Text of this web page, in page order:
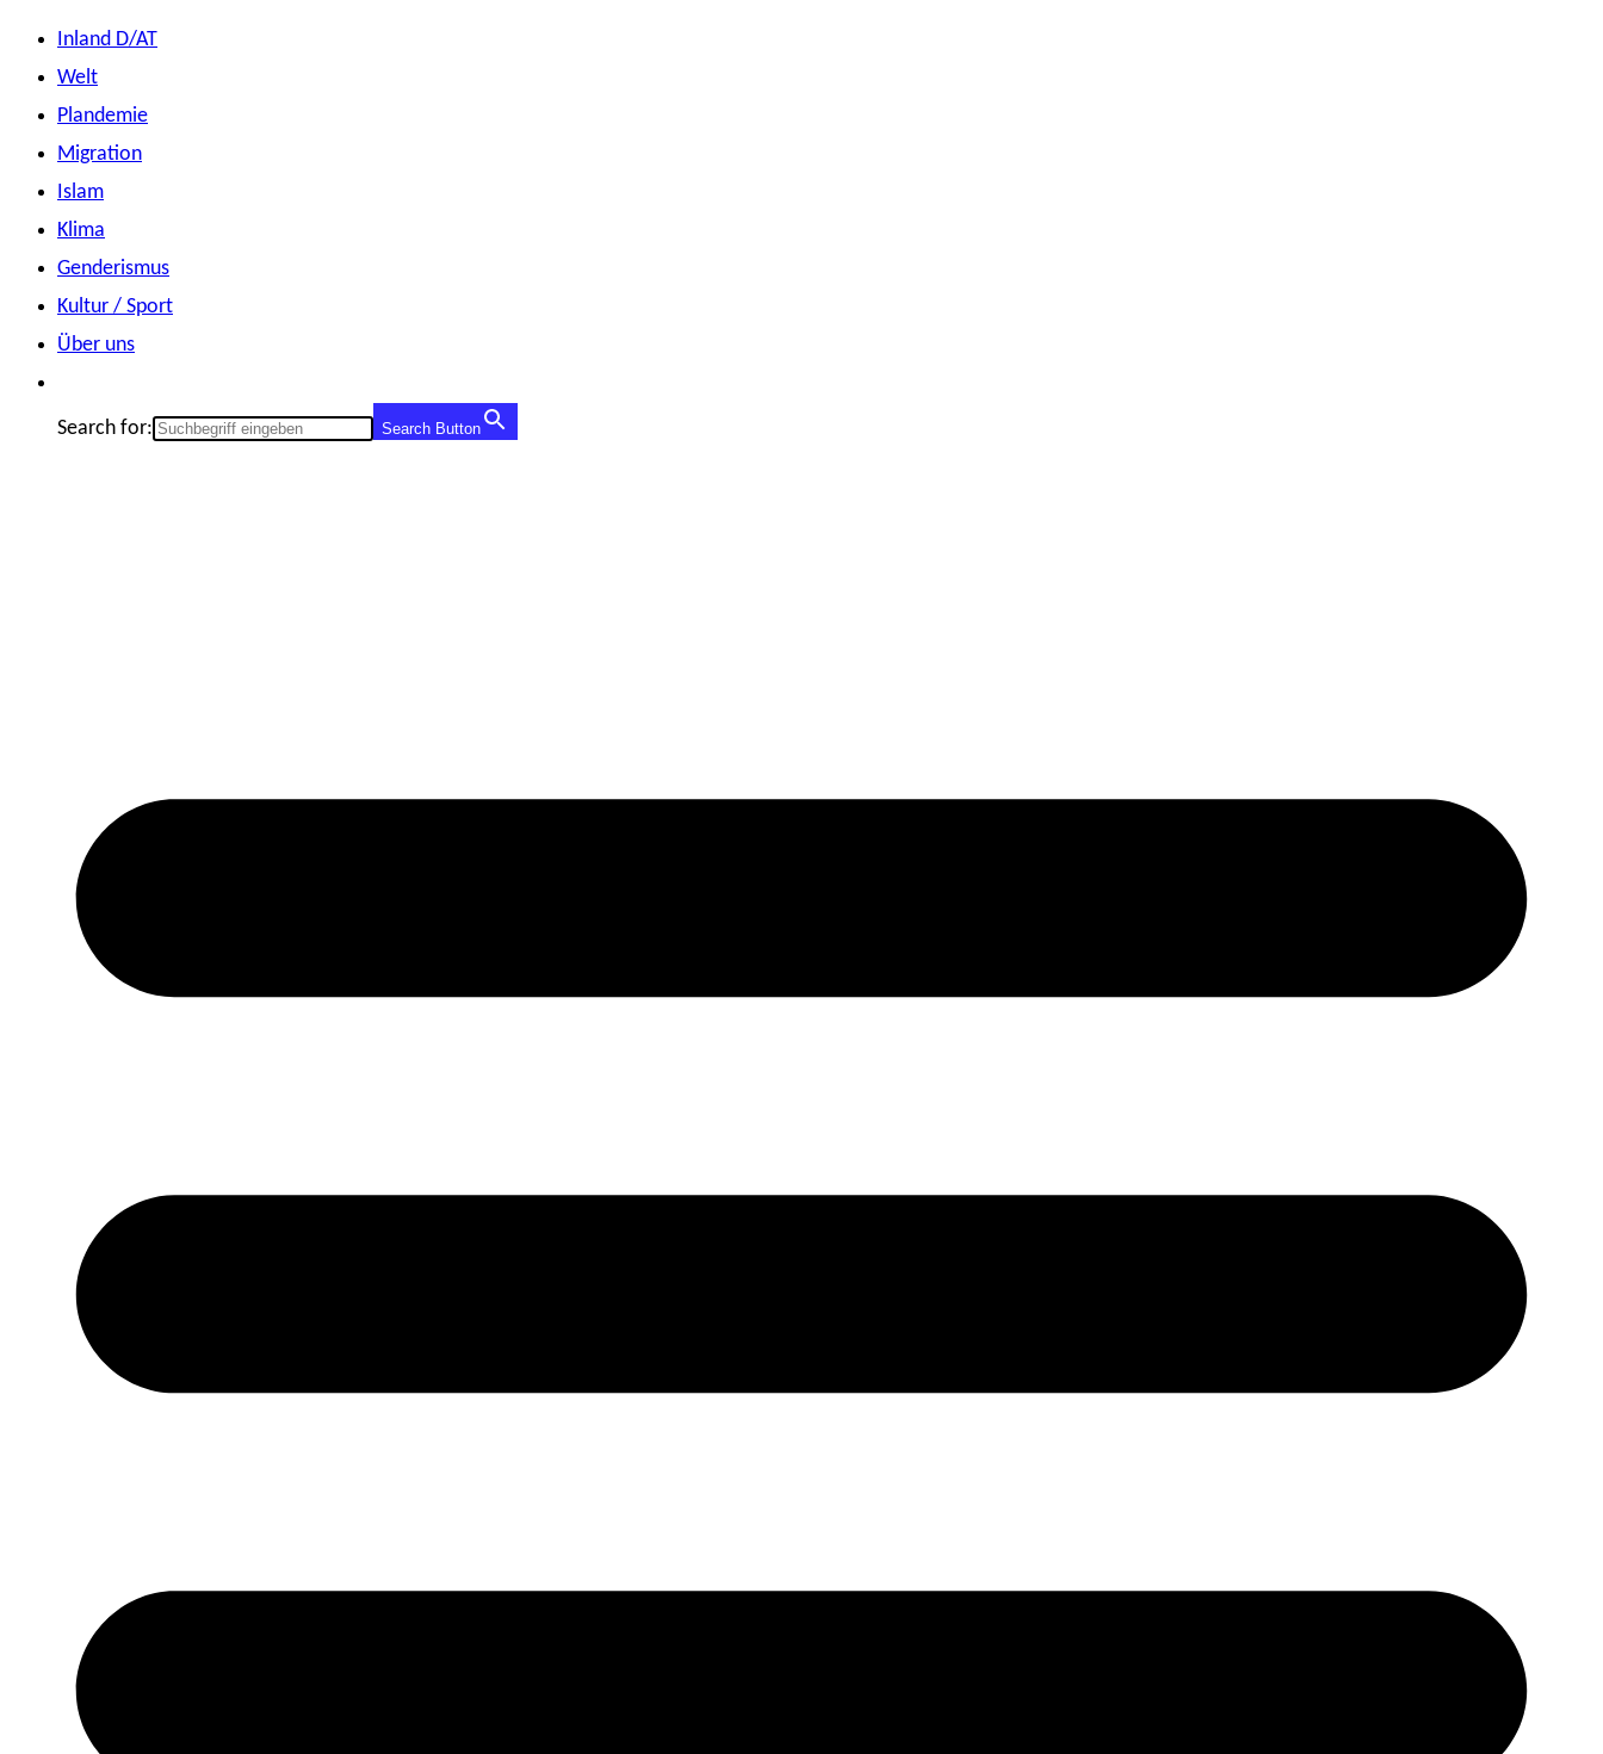
Zum
Inhalt
springen
Inland D/AT
Welt
Plandemie
Migration
Islam
Klima
Genderismus
Kultur / Sport
Über uns
Search for: Search Button